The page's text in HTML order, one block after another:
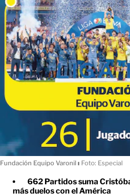
Fundación Equipo Varonilı Foto: Especial
662 Partidos suma
más duelos con el América